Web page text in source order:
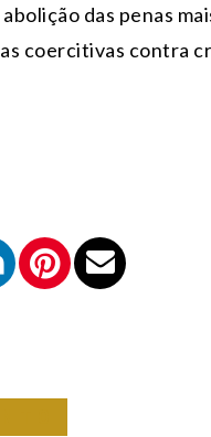
das penas
coercitivas contra